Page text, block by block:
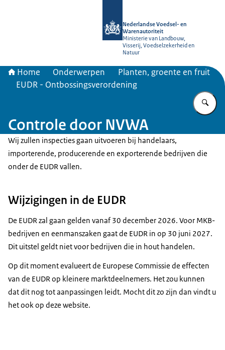
Nederlandse Voedsel- en
Warenautoriteit
Ministerie van Landbouw,
Visserij, Voedselzekerheid en
Natuur
Home Onderwerpen
Planten, groente en fruit
EUDR - Ontbossingsverordening
Controle door NVWA
Wij zullen inspecties gaan uitvoeren bij handelaars,
importerende, producerende en exporterende bedrijven die
onder de EUDR vallen.
Wijzigingen in de EUDR
De EUDR zal gaan gelden vanaf 30 december 2026. Voor MKB-
bedrijven en eenmanszaken gaat de EUDR in op 30 juni 2027.
Dit uitstel geldt niet voor bedrijven die in hout handelen.
Op dit moment evalueert de Europese Commissie de effecten
van de EUDR op kleinere marktdeelnemers. Het zou kunnen
dat dit nog tot aanpassingen leidt. Mocht dit zo zijn dan vindt u
het ook op deze website.